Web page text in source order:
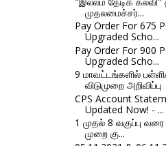
முதலமைச்சர்...
Pay Order For 675
Upgraded Scho...
Pay Order For 900
Upgraded Scho...
9 மாவட்டங்களில்
விடுமுறை அறிவிப்பு
CPS Account
Updated Now! - ...
1 முதல் 8 வகுப்பு
முறை கு...